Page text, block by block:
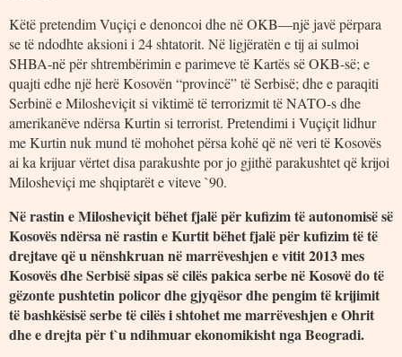
Këtë pretendim Vuçiçi e denoncoi dhe në OKB―një javë përpara
se të ndodhte aksioni i 24 shtatorit. Në ligjëratën e tij ai sulmoi
SHBA-në për shtrembërimin e parimeve të Kartës së OKB-së; e
quajti edhe një herë Kosovën “provincë” të Serbisë; dhe e paraqiti
Serbinë e Milosheviçit si viktimë të terrorizmit të NATO-s dhe
amerikanëve ndërsa Kurtin si terrorist. Pretendimi i Vuçiçit lidhur
me Kurtin nuk mund të mohohet përsa kohë që në veri të Kosovës
ai ka krijuar vërtet disa parakushte por jo gjithë parakushtet që krijoi
Milosheviçi me shqiptarët e viteve `90.
Në rastin e Milosheviçit bëhet fjalë për kufizim të autonomisë së
Kosovës ndërsa në rastin e Kurtit bëhet fjalë për kufizim të të
drejtave që u nënshkruan në marrëveshjen e vitit 2013 mes
Kosovës dhe Serbisë sipas së cilës pakica serbe në Kosovë do të
gëzonte pushtetin policor dhe gjyqësor dhe pengim të krijimit
të bashkësisë serbe të cilës i shtohet me marrëveshjen e Ohrit
dhe e drejta për t`u ndihmuar ekonomikisht nga Beogradi.